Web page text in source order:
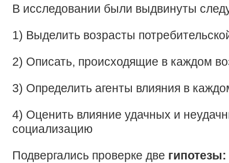
В исследовании были выдвинуты
1) Выделить возрасты
2) Описать, происходящие в каждом
3) Определить агенты влияния в
4) Оценить влияние удачных и
социализацию
Подвергались проверке две гипотезы: